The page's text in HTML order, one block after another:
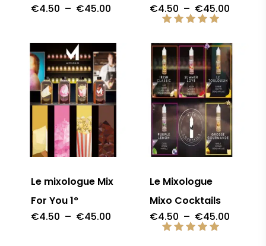
€4.50 – €45.00Plage
à
€45.00
€4.50 – €45.00
à
€45.00
5.00
sur 5
Le mixologue Mix
For You 1°
€4.50 – €45.00Plage
Le Mixologue
Mixo Cocktails
€4.50 – €45.00